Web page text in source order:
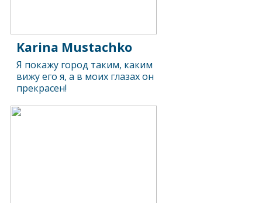
Karina Mustachko
Я покажу город таким, каким
вижу его я, а в моих глазах он
прекрасен!